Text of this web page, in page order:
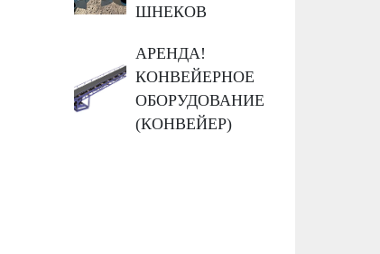
ШНЕКОВ
АРЕНДА!
КОНВЕЙЕРНОЕ
ОБОРУДОВАНИЕ
(КОНВЕЙЕР)